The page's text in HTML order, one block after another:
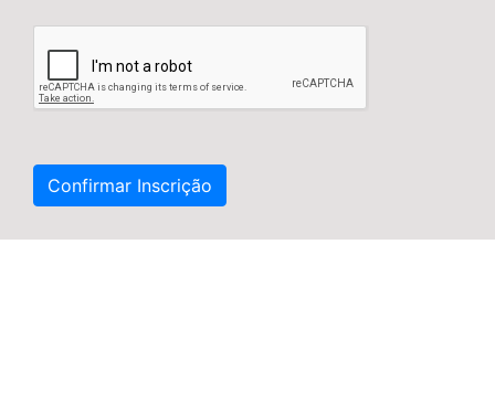
Confirmar Inscrição